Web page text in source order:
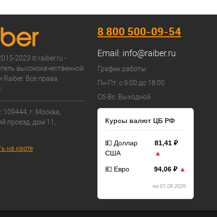
2023 © raiber.ru -
высококачественной
Raiber. Все права
109444, г. Москва,
проезд, дом 11,
на карте
8 800 500-09-54
Email: info@raiber.ru
График работы
Пн-Пт: с 9:00 до 18:00
Сб-Вс: Выходной
Курсы валют ЦБ РФ
💵 Доллар
США
81,41 ₽
▲
💶 Евро 94,06 ₽ ▲
на 07.08.2026